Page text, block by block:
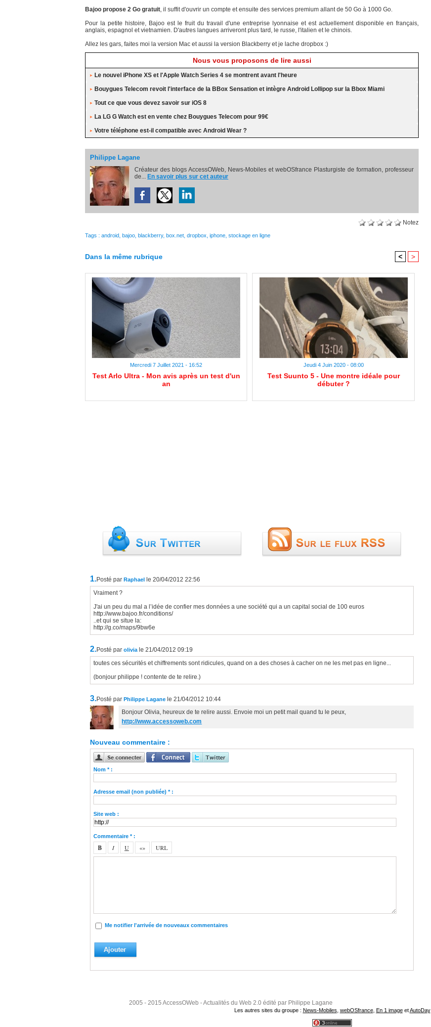
Bajoo propose 2 Go gratuit, il suffit d'ouvrir un compte et ensuite des services premium allant de 50 Go à 1000 Go.
Pour la petite histoire, Bajoo est le fruit du travail d'une entreprise lyonnaise et est actuellement disponible en français,
anglais, espagnol et vietnamien. D'autres langues arriveront plus tard, le russe, l'italien et le chinois.
Allez les gars, faites moi la version Mac et aussi la version Blackberry et je lache dropbox :)
Nous vous proposons de lire aussi
Le nouvel iPhone XS et l'Apple Watch Series 4 se montrent avant l'heure
Bouygues Telecom revoit l'interface de la BBox Sensation et intègre Android Lollipop sur la Bbox Miami
Tout ce que vous devez savoir sur iOS 8
La LG G Watch est en vente chez Bouygues Telecom pour 99€
Votre téléphone est-il compatible avec Android Wear ?
Philippe Lagane
Créateur des blogs AccessOWeb, News-Mobiles et webOSfrance Plasturgiste de formation, professeur
de... En savoir plus sur cet auteur
Notez
Tags : android bajoo blackberry, box.net dropbox iphone stockage en ligne
Dans la même rubrique < >
Mercredi 7 Juillet 2021 - 16:52
Test Arlo Ultra - Mon avis après un test d'un
an
Jeudi 4 Juin 2020 - 08:00
Test Suunto 5 - Une montre idéale pour
débuter ?
1.Posté par Raphael le 20/04/2012 22:56
Vraiment ?
J'ai un peu du mal a l’idée de confier mes données a une société qui a un capital social de 100 euros
http://www.bajoo.fr/conditions/
..et qui se situe la:
http://g.co/maps/9bw6e
2.Posté par olivia le 21/04/2012 09:19
toutes ces sécurités et chiffrements sont ridicules, quand on a des choses à cacher on ne les met pas en ligne...
(bonjour philippe ! contente de te relire.)
3.Posté par Philippe Lagane le 21/04/2012 10:44
Bonjour Olivia, heureux de te relire aussi. Envoie moi un petit mail quand tu le peux,
http://www.accessoweb.com
Nouveau commentaire :
Nom * :
Adresse email (non publiée) * :
Site web :
Commentaire * :
Me notifier l'arrivée de nouveaux commentaires
2005 - 2015 AccessOWeb - Actualités du Web 2.0 édité par Philippe Lagane
Les autres sites du groupe : News-Mobiles webOSfrance, En 1 imageetAutoDay